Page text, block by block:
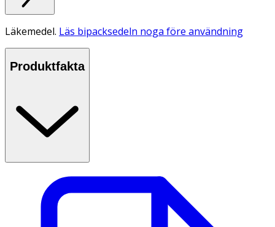
Läkemedel. Läs bipacksedeln noga före användning
Produktfakta